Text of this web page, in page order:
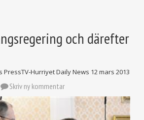
och därefter
PressTV-Hurriyet Daily News 12 mars 2013
Skriv ny kommentar